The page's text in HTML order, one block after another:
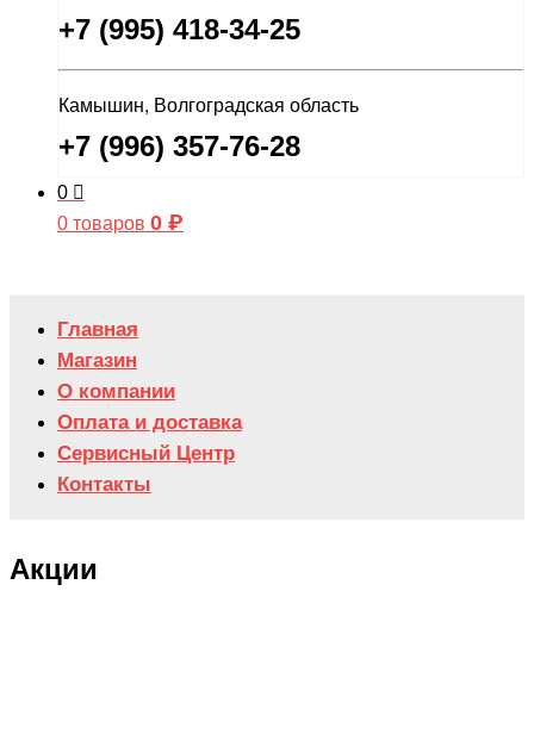
+7 (995) 418-34-25
Камышин, Волгоградская область
+7 (996) 357-76-28
0
0 товаров 0 ₽
Главная
Магазин
О компании
Оплата и доставка
Сервисный Центр
Контакты
Акции